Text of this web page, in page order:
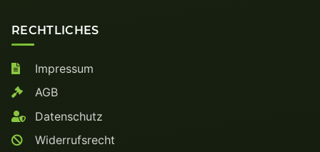
RECHTLICHES
Impressum
AGB
Datenschutz
Widerrufsrecht